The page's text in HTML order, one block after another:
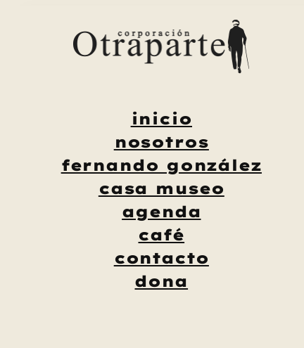
inicio
nosotros
fernando gonzález
casa museo
agenda
café
contacto
dona